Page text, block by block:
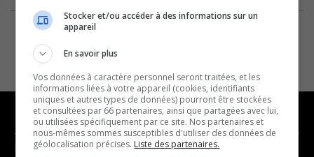
NOUVELLES MUSIQUE
Stocker et/ou accéder à des informations sur un
appareil
En savoir plus
Vos données à caractère personnel seront traitées, et les
informations liées à votre appareil (cookies, identifiants
uniques et autres types de données) pourront être stockées
et consultées par 66 partenaires, ainsi que partagées avec lui,
ou utilisées spécifiquement par ce site. Nos partenaires et
nous-mêmes sommes susceptibles d'utiliser des données de
géolocalisation précises. Liste des partenaires.